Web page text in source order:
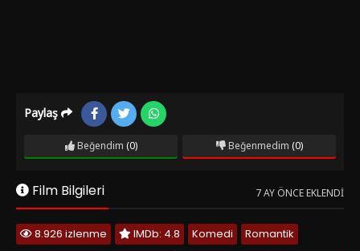
Paylaş
Beğendim (0) Beğenmedim (0)
Film Bilgileri 7 AY ÖNCE EKLENDI
8.926 izlenme IMDb: 4.8 Komedi
Romantik